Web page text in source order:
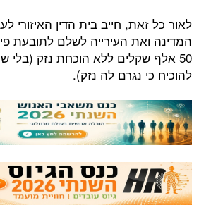
לאור כל זאת, חייב בית הדין האיזורי
המדינה ואת העירייה לשלם לתובעת
50 אלף שקלים ללא הוכחת נזק (בלי
להוכיח כי נגרם לה נזק).